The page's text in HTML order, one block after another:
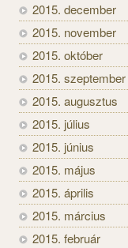
2015. december
2015. november
2015. október
2015. szeptember
2015. augusztus
2015. július
2015. június
2015. május
2015. április
2015. március
2015. február